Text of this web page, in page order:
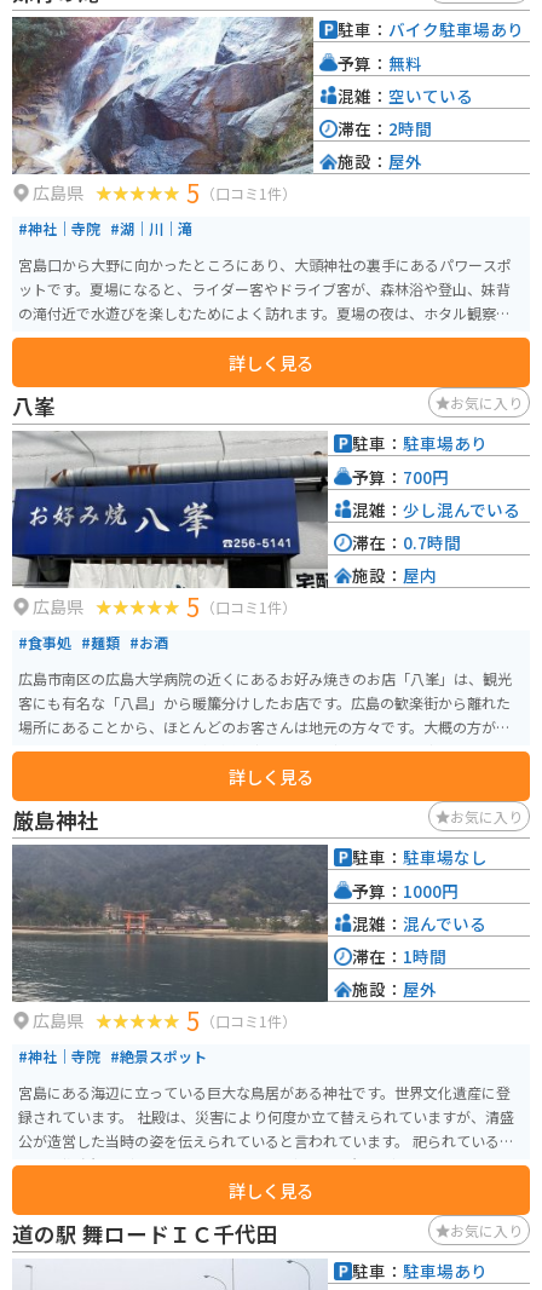
れます。また、初宮詣や七五三などの行事も行われており、地域の人々に親
しまれています。
広島県 5 （口コミ1件）
#神社｜寺院 #湖｜川｜滝
宮島口から大野に向かったところにあり、大頭神社の裏手にあるパワースポ
ットです。夏場になると、ライダー客やドライブ客が、森林浴や登山、妹背
の滝付近で水遊びを楽しむためによく訪れます。夏場の夜は、ホタル観察が
できる場合もあります。
詳しく見る
駐車： バイク駐車場あり
予算： 無料
混雑： 空いている
滞在： 2時間
施設： 屋外
八峯 お気に入り
広島県 5 （口コミ1件）
#食事処 #麺類 #お酒
広島市南区の広島大学病院の近くにあるお好み焼きのお店「八峯」は、観光
客にも有名な「八昌」から暖簾分けしたお店です。広島の歓楽街から離れた
場所にあることから、ほとんどのお客さんは地元の方々です。大概の方が頼
まれるのは、肉玉そばですが、通の方は肉玉うどんを頼まれる方もいます。
どちらも700円でボリュームもあり、たっぷり入ったキャベツと麺、そして薄
く敷いた生地とのバランスがバッチリで、少し甘めのソースが載っていて、
とっても美味しいです。目の前の鉄板でお好み焼きを焼いている店の雰囲気
も、昭和を感じられていい感じです。
詳しく見る
駐車： 駐車場あり
予算： 700円
混雑： 少し混んでいる
滞在： 0.7時間
施設： 屋内
厳島神社 お気に入り
広島県 5 （口コミ1件）
#神社｜寺院 #絶景スポット
宮島にある海辺に立っている巨大な鳥居がある神社です。世界文化遺産に登
録されています。 社殿は、災害により何度か立て替えられていますが、清盛
公が造営した当時の姿を伝えられていると言われています。 祀られているの
は「市杵島姫命（いちきしまひめのみこと）「田心姫命（たごりひめのみこ
と）」「湍津姫命（たきつひめのみこと）」の3柱で、三女神と呼ばれていま
す。 ご利益は様々あると言われていますが「勝負ごと」「海上運行・交通安
全」「縁結び」「財福・芸能」などがあります。
詳しく見る
駐車： 駐車場なし
予算： 1000円
混雑： 混んでいる
滞在： 1時間
施設： 屋外
道の駅 舞ロードＩＣ千代田 お気に入り
駐車： 駐車場あり